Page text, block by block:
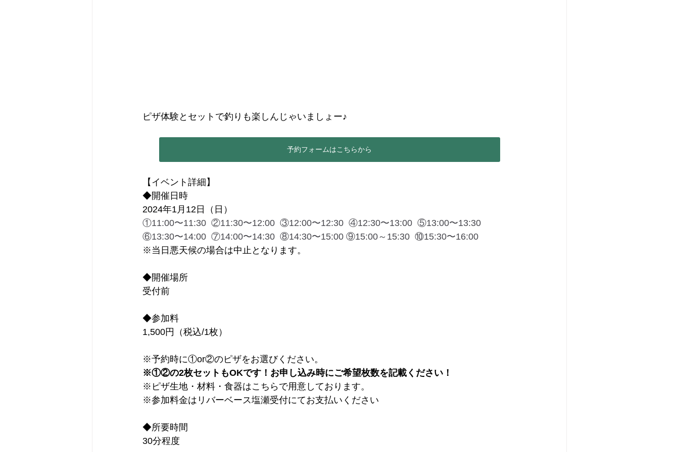
ピザ体験とセットで釣りも楽しんじゃいましょー♪
予約フォームはこちらから
【イベント詳細】
◆開催日時
2024年1月12日（日）
①11:00〜11:30  ②11:30〜12:00  ③12:00〜12:30  ④12:30〜13:00  ⑤13:00〜13:30
⑥13:30〜14:00  ⑦14:00〜14:30  ⑧14:30〜15:00 ⑨15:00～15:30  ⑩15:30〜16:00
※当日悪天候の場合は中止となります。
◆開催場所
受付前
◆参加料
1,500円（税込/1枚）
※予約時に①or②のピザをお選びください。
※①②の2枚セットもOKです！お申し込み時にご希望枚数を記載ください！
※ピザ生地・材料・食器はこちらで用意しております。
※参加料金はリバーベース塩瀬受付にてお支払いください
◆所要時間
30分程度